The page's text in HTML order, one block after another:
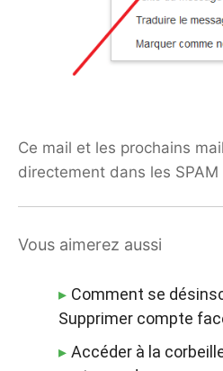
Ce mail et les prochains
directement dans les SPAM
Vous aimerez aussi
Comment se
Supprimer compte
Accéder à la